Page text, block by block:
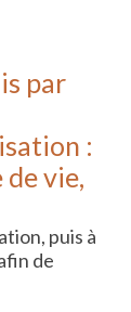
par
:
vie,
puis à
de